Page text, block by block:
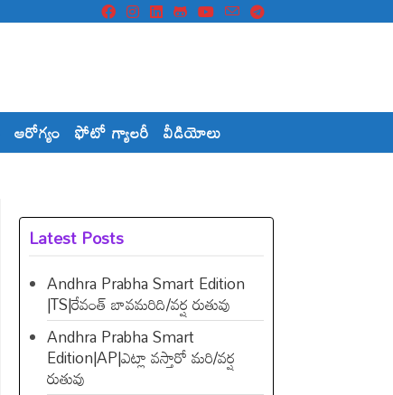
ఆరోగ్యం ఫోటో గ్యాలరీ వీడియోలు
Latest Posts
Andhra Prabha Smart Edition
|TS|రేవంత్​ బావమరిది/వర్ష రుతువు
Andhra Prabha Smart
Edition|AP|ఎట్లా వస్తారో మరి/వర్ష
రుతువు